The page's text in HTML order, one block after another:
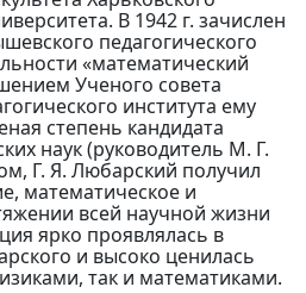
В 1942 г. зачислен
педагогического
«математический
Ученого совета
института ему
степень кандидата
наук (руководитель М. Г.
Г. Я. Любарский получил
математическое и
всей научной жизни
ярко проявлялась в
и высоко ценилась
так и математиками.